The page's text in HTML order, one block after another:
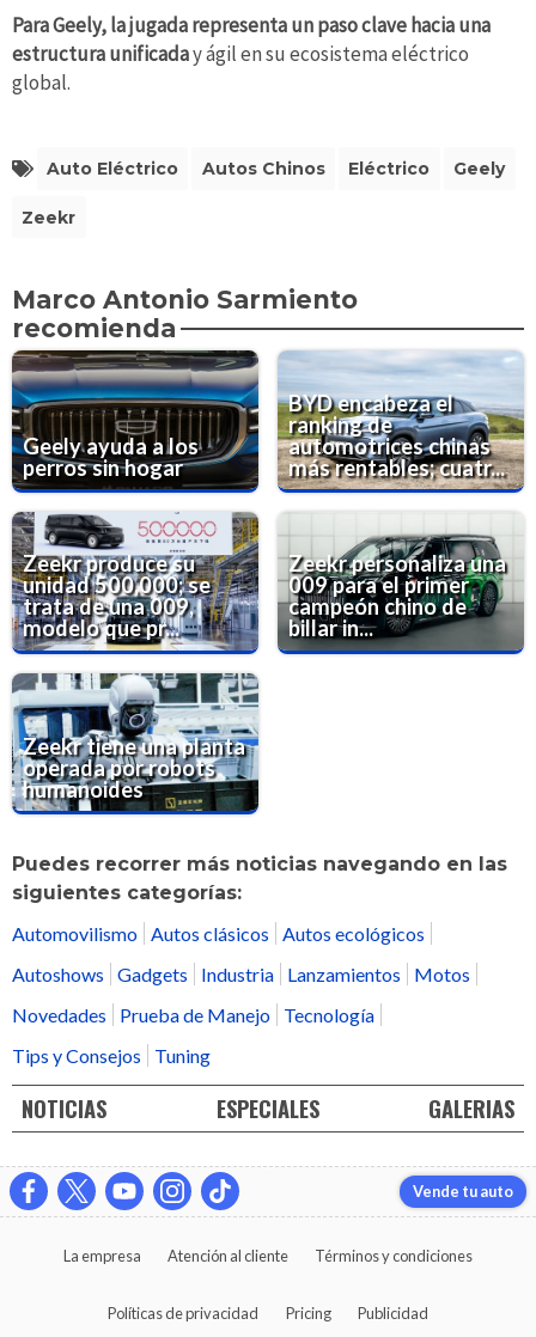
Para Geely, la jugada representa un paso clave hacia una
estructura unificaday ágil en su ecosistema eléctrico
global.
Auto Eléctrico Autos Chinos Eléctrico Geely
Zeekr
Marco Antonio Sarmiento
recomienda
Geely ayuda a los
perros sin hogar
BYD encabeza el
ranking de
automotrices chinas
más rentables; cuatr...
Zeekr produce su
unidad 500,000; se
trata de una 009,
modelo que pr...
Zeekr personaliza una
009 para el primer
campeón chino de
billar in...
Zeekr tiene una planta
operada por robots
humanoides
Puedes recorrer más noticias navegando en las
siguientes categorías:
Automovilismo
Autos clásicos
Autos ecológicos
Autoshows
Gadgets Industria Lanzamientos
Motos
Novedades
Prueba de Manejo
Tecnología
Tips y Consejos
Tuning
NOTICIAS ESPECIALES GALERIAS
Vende tu auto
La empresa Atención al cliente Términos y condiciones
Políticas de privacidad Pricing Publicidad